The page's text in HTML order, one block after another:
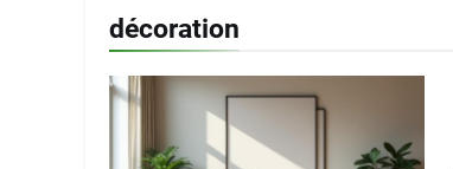
décoration